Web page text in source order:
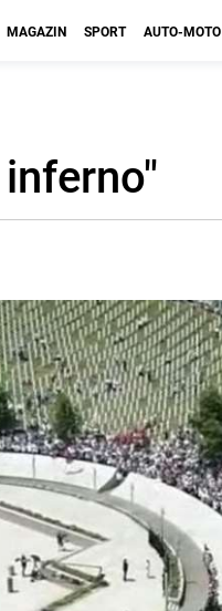
MAGAZIN SPORT AUTO-MOTO